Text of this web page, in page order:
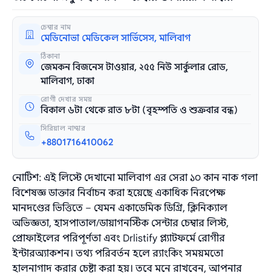
চেম্বার নাম
মেডিনোভা মেডিকেল সার্ভিসেস, মালিবাগ
ঠিকানা
জেমকন বিজনেস টাওয়ার, ২৫৫ নিউ সার্কুলার রোড,
মালিবাগ, ঢাকা
রোগী দেখার সময়
বিকাল ৬টা থেকে রাত ৮টা (বৃহস্পতি ও শুক্রবার বন্ধ)
সিরিয়াল নাম্বার
+8801716410062
নোটিশ: এই লিস্টে দেখানো মালিবাগ এর সেরা ১০ কান নাক গলা
বিশেষজ্ঞ ডাক্তার নির্বাচন করা হয়েছে একাধিক নিরপেক্ষ
মানদণ্ডের ভিত্তিতে – যেমন একাডেমিক ডিগ্রি, ক্লিনিক্যাল
অভিজ্ঞতা, হাসপাতাল/ডায়াগনস্টিক সেন্টার চেম্বার লিস্ট,
প্রোফাইলের পরিপূর্ণতা এবং Drlistify প্ল্যাটফর্মে রোগীর
ইন্টারঅ্যাকশন। তথ্য পরিবর্তন হলে র‌্যাংকিং সময়মতো
হালনাগাদ করার চেষ্টা করা হয়। তবে মনে রাখবেন, আপনার